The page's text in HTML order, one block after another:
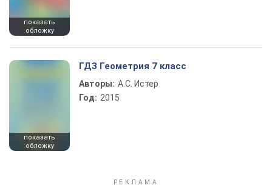
показать
обложку
показать
обложку
ГДЗ Геометрия 7 класс
Авторы: А.С. Истер
Год: 2015